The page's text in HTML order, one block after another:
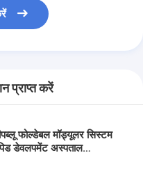
प्राप्त करें
फोल्डेबल मॉड्यूलर सिस्टम
डेवलपमेंट अस्पताल